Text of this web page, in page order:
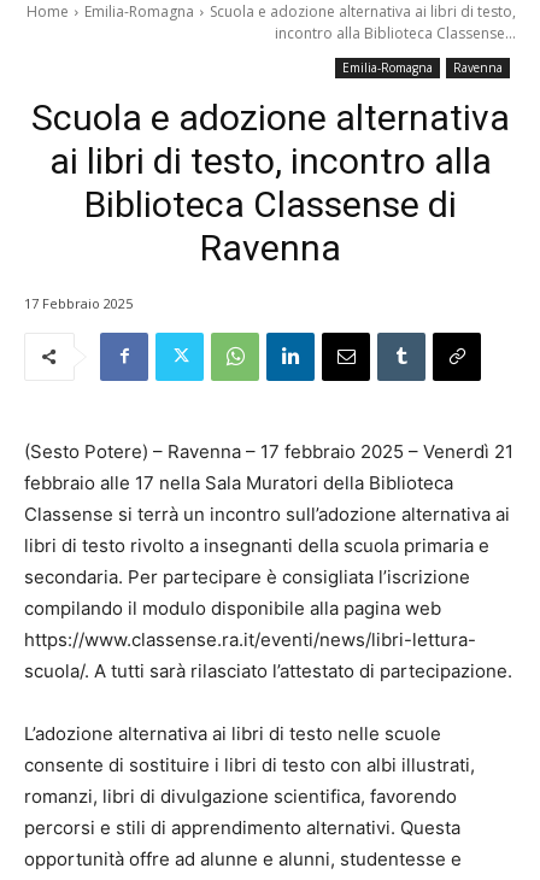
Home Emilia-Romagna
Scuola e adozione alternativa ai libri di testo,
incontro alla Biblioteca Classense...
Emilia-Romagna Ravenna
Scuola e adozione alternativa
ai libri di testo, incontro alla
Biblioteca Classense di
Ravenna
17 Febbraio 2025
(Sesto Potere) – Ravenna – 17 febbraio 2025 – Venerdì 21
febbraio alle 17 nella Sala Muratori della Biblioteca
Classense si terrà un incontro sull’adozione alternativa ai
libri di testo rivolto a insegnanti della scuola primaria e
secondaria. Per partecipare è consigliata l’iscrizione
compilando il modulo disponibile alla pagina web
https://www.classense.ra.it/eventi/news/libri-lettura-
scuola/. A tutti sarà rilasciato l’attestato di partecipazione.
L’adozione alternativa ai libri di testo nelle scuole
consente di sostituire i libri di testo con albi illustrati,
romanzi, libri di divulgazione scientifica, favorendo
percorsi e stili di apprendimento alternativi. Questa
opportunità offre ad alunne e alunni, studentesse e